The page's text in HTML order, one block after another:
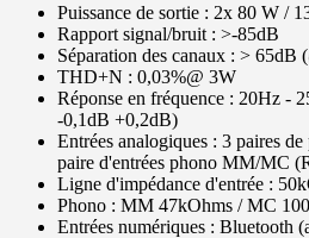
Puissance de sortie : 2x 80 W /
Rapport signal/bruit : >-85dB
Séparation des canaux : > 65dB
THD+N : 0,03%@ 3W
Réponse en fréquence : 20Hz -
-0,1dB +0,2dB)
Entrées analogiques : 3 paires
paire d'entrées phono MM/MC
Ligne d'impédance d'entrée :
Phono : MM 47kOhms / MC
Entrées numériques : Bluetooth